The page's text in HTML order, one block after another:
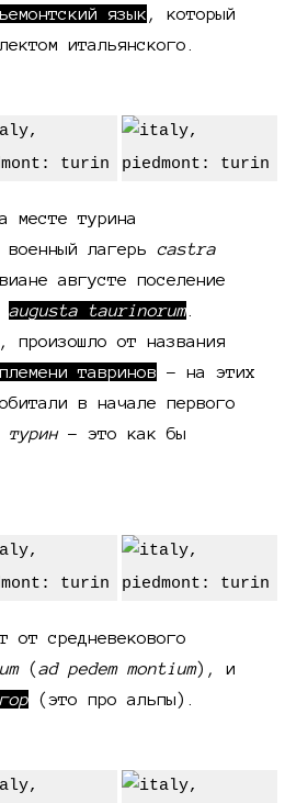
язык , который
итальянского.
месте турина
военный лагерь castra
августе поселение
augusta taurinorum
произошло от названия
племени тавринов - на этих
в начале первого
турин- это как бы
от средневекового
(ad pedem montium), и
(это про альпы).